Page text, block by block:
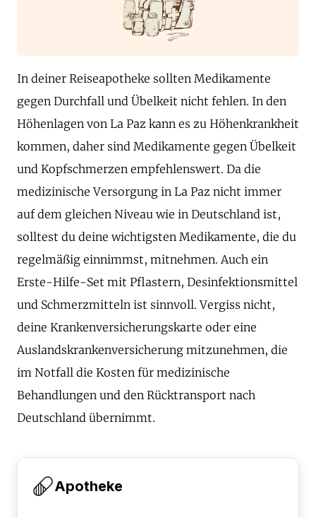
In deiner Reiseapotheke sollten Medikamente
gegen Durchfall und Übelkeit nicht fehlen. In den
Höhenlagen von La Paz kann es zu Höhenkrankheit
kommen, daher sind Medikamente gegen Übelkeit
und Kopfschmerzen empfehlenswert. Da die
medizinische Versorgung in La Paz nicht immer
auf dem gleichen Niveau wie in Deutschland ist,
solltest du deine wichtigsten Medikamente, die du
regelmäßig einnimmst, mitnehmen. Auch ein
Erste-Hilfe-Set mit Pflastern, Desinfektionsmittel
und Schmerzmitteln ist sinnvoll. Vergiss nicht,
deine Krankenversicherungskarte oder eine
Auslandskrankenversicherung mitzunehmen, die
im Notfall die Kosten für medizinische
Behandlungen und den Rücktransport nach
Deutschland übernimmt.
Apotheke